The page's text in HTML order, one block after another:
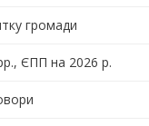
громади
ЄПП на 2026 р.